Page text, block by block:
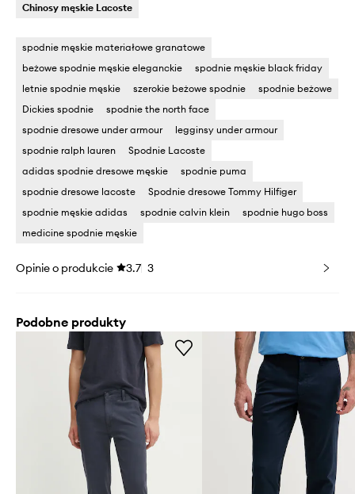
Chinosy męskie Lacoste
spodnie męskie materiałowe granatowe
beżowe spodnie męskie eleganckie
spodnie męskie black friday
letnie spodnie męskie
szerokie beżowe spodnie
spodnie beżowe
Dickies spodnie
spodnie the north face
spodnie dresowe under armour
legginsy under armour
spodnie ralph lauren
Spodnie Lacoste
adidas spodnie dresowe męskie
spodnie puma
spodnie dresowe lacoste
Spodnie dresowe Tommy Hilfiger
spodnie męskie adidas
spodnie calvin klein
spodnie hugo boss
medicine spodnie męskie
Opinie o produkcie 3.7 3
Podobne produkty